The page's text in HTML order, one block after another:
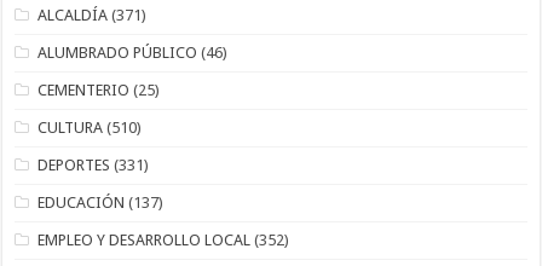
ALCALDÍA (371)
ALUMBRADO PÚBLICO (46)
CEMENTERIO (25)
CULTURA (510)
DEPORTES (331)
EDUCACIÓN (137)
EMPLEO Y DESARROLLO LOCAL (352)